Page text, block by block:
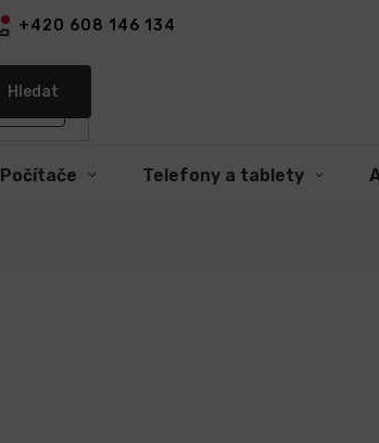
+420 608 146 134
Hledat
Počítače Telefony a tablety